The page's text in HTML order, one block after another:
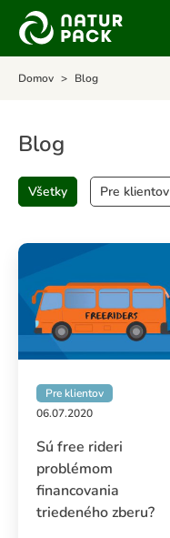
Domov Blog
Blog
Všetky Pre klientov
Pre klientov
06.07.2020
Sú free rideri
problémom
financovania
triedeného zberu?